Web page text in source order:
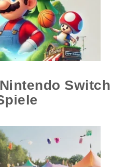
Switch